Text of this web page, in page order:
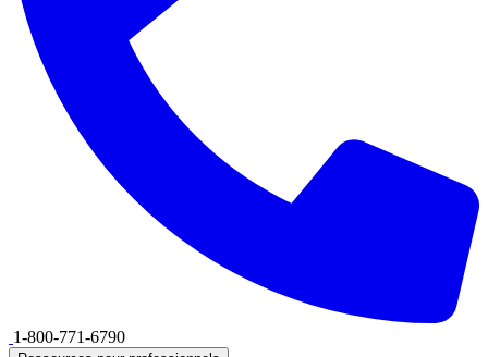
1-800-771-6790